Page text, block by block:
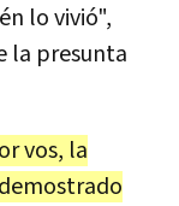
lo vivió",
la presunta
vos, la